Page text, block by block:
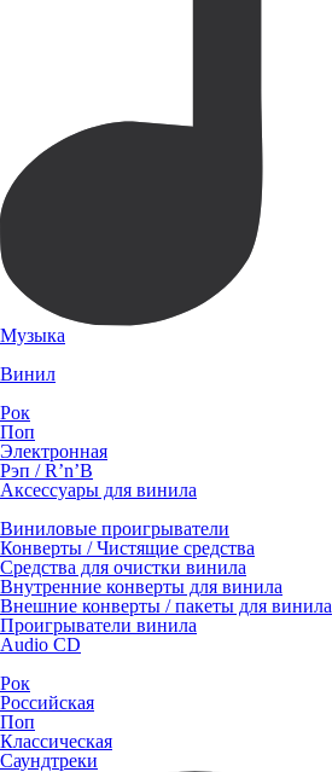
Музыка
Винил
Рок
Поп
Электронная
Рэп / R’n’B
Аксессуары для винила
Виниловые проигрыватели
Конверты / Чистящие средства
Средства для очистки винила
Внутренние конверты для винила
Внешние конверты / пакеты для винила
Проигрыватели винила
Audio CD
Рок
Российская
Поп
Классическая
Саундтреки